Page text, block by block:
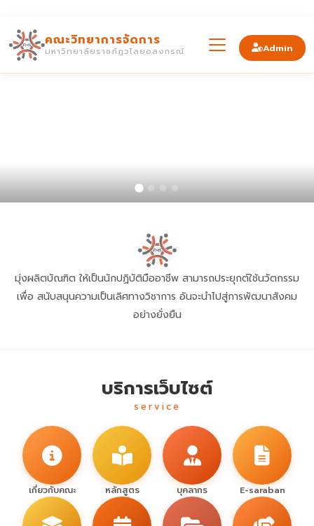
คณะวิทยาการจัดการ
มหาวิทยาลัยราชภัฏวไลยอลงกรณ์ Admin
มุ่งผลิตบัณฑิต ให้เป็นนักปฏิบัติมืออาชีพ สามารถประยุกต์ใช้นวัตกรรม
เพื่อ สนับสนุนความเป็นเลิศทางวิชาการ อันจะนำไปสู่การพัฒนาสังคม
อย่างยั่งยืน
บริการเว็บไซต์
service
เกี่ยวกับคณะ หลักสูตร บุคลากร E-saraban